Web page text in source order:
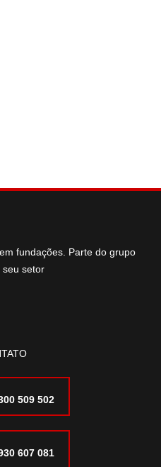
fundações. Parte do grupo
seu setor
509 502
607 081